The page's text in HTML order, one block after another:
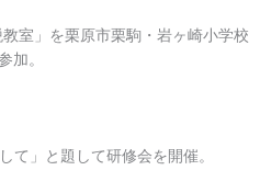
室」を栗原市栗駒・岩ヶ崎小学校
加。
て」と題して研修会を開催。